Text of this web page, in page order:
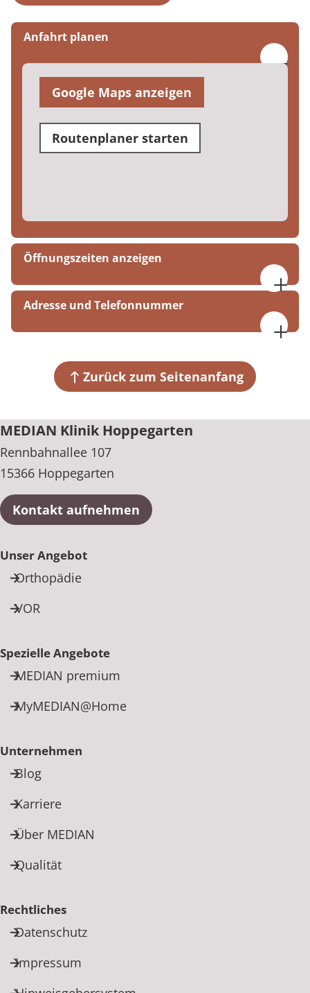
Anfahrt planen
Google Maps anzeigen
Routenplaner starten
Öffnungszeiten anzeigen
Montag bis Freitag
06:30 bis 19:00 Uhr
Samstag, Sonntag, Feiertage
Adresse und Telefonnummer
15366 HoppegartenZurück zum Seitenanfang
MEDIAN Klinik Hoppegarten
Rennbahnallee 107
15366 Hoppegarten
Kontakt aufnehmen
Unser Angebot
Orthopädie
VOR
Spezielle Angebote
MEDIAN premium
MyMEDIAN@Home
Unternehmen
Blog
Karriere
Über MEDIAN
Qualität
Rechtliches
Datenschutz
Impressum